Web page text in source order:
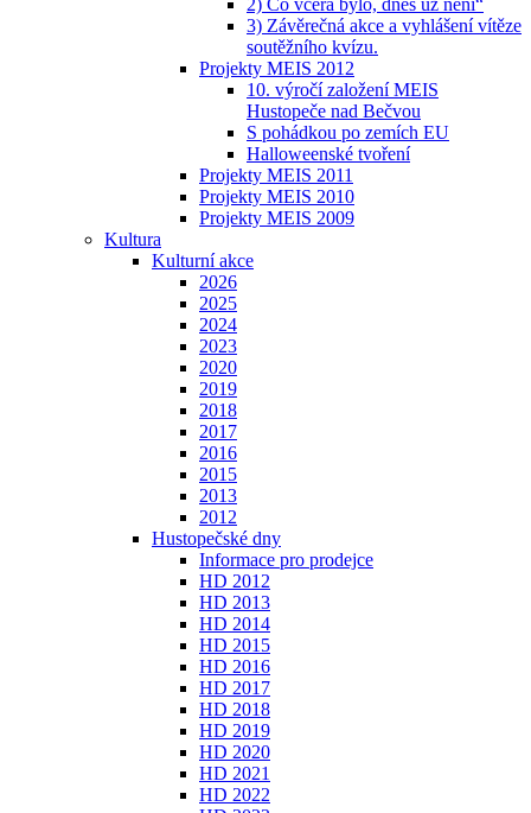
2) Co včera bylo, dnes už není“
3) Závěrečná akce a vyhlášení vítěze
soutěžního kvízu.
Projekty MEIS 2012
10. výročí založení MEIS
Hustopeče nad Bečvou
S pohádkou po zemích EU
Halloweenské tvoření
Projekty MEIS 2011
Projekty MEIS 2010
Projekty MEIS 2009
Kultura
Kulturní akce
2026
2025
2024
2023
2020
2019
2018
2017
2016
2015
2013
2012
Hustopečské dny
Informace pro prodejce
HD 2012
HD 2013
HD 2014
HD 2015
HD 2016
HD 2017
HD 2018
HD 2019
HD 2020
HD 2021
HD 2022